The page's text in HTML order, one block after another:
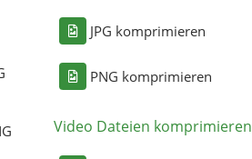
JPG komprimieren
PNG komprimieren
Video Dateien komprimieren